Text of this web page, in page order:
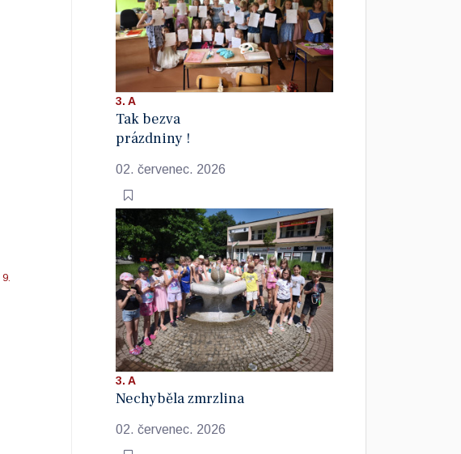
9.
3. A
Tak bezva
prázdniny !
02. červenec. 2026
3. A
Nechyběla zmrzlina
02. červenec. 2026